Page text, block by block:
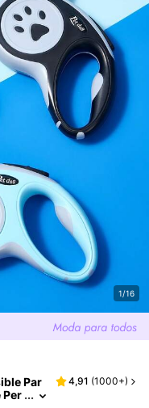
1/16
Par
Per
4,91 (1000+)